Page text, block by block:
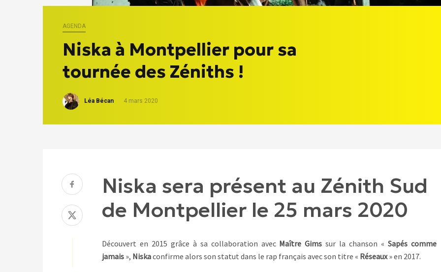
AGENDA
Niska à Montpellier pour sa
tournée des Zéniths !
Léa Bécan 4 mars 2020
Niska sera présent au Zénith Sud
de Montpellier le 25 mars 2020
Découvert en 2015 grâce à sa collaboration avec Maître Gims sur la chanson «Sapés comme
jamais », Niskaconfirme alors son statut dans le rap français avec son titre « Réseaux» en 2017.